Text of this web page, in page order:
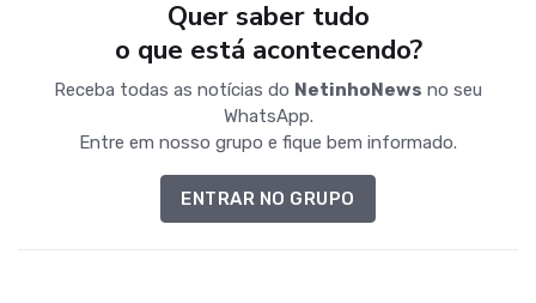
Quer saber tudo
o que está acontecendo?
Receba todas as notícias do NetinhoNews no seu
WhatsApp.
Entre em nosso grupo e fique bem informado.
ENTRAR NO GRUPO